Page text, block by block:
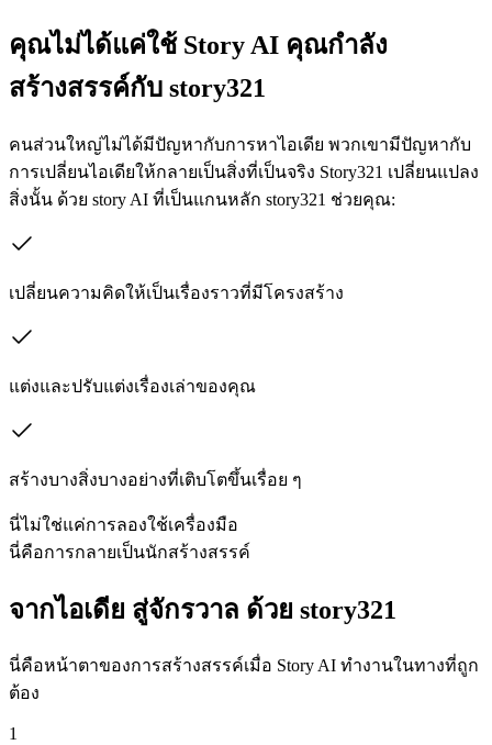
คุณไม่ได้แค่ใช้ Story AI คุณกำลัง
สร้างสรรค์กับ story321
คนส่วนใหญ่ไม่ได้มีปัญหากับการหาไอเดีย พวกเขามีปัญหากับ
การเปลี่ยนไอเดียให้กลายเป็นสิ่งที่เป็นจริง Story321 เปลี่ยนแปลง
สิ่งนั้น ด้วย story AI ที่เป็นแกนหลัก story321 ช่วยคุณ:
เปลี่ยนความคิดให้เป็นเรื่องราวที่มีโครงสร้าง
แต่งและปรับแต่งเรื่องเล่าของคุณ
สร้างบางสิ่งบางอย่างที่เติบโตขึ้นเรื่อย ๆ
นี่ไม่ใช่แค่การลองใช้เครื่องมือ
นี่คือการกลายเป็นนักสร้างสรรค์
จากไอเดีย สู่จักรวาล ด้วย story321
นี่คือหน้าตาของการสร้างสรรค์เมื่อ Story AI ทำงานในทางที่ถูก
ต้อง
1